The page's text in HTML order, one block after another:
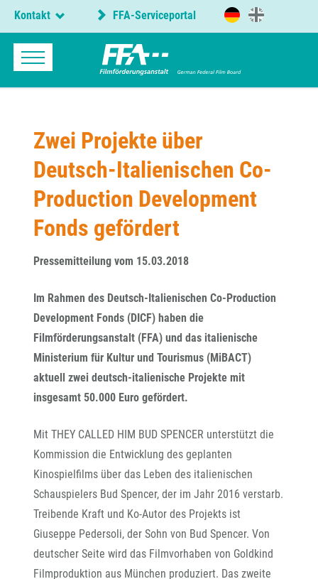
Kontakt FFA-Serviceportal
Zwei Projekte über
Deutsch-Italienischen Co-
Production Development
Fonds gefördert
Pressemitteilung vom 15.03.2018
Im Rahmen des Deutsch-Italienischen Co-Production
Development Fonds (DICF) haben die
Filmförderungsanstalt (FFA) und das italienische
Ministerium für Kultur und Tourismus (MiBACT)
aktuell zwei deutsch-italienische Projekte mit
insgesamt 50.000 Euro gefördert.
Mit THEY CALLED HIM BUD SPENCER unterstützt die
Kommission die Entwicklung des geplanten
Kinospielfilms über das Leben des italienischen
Schauspielers Bud Spencer, der im Jahr 2016 verstarb.
Treibende Kraft und Ko-Autor des Projekts ist
Giuseppe Pedersoli, der Sohn von Bud Spencer. Von
deutscher Seite wird das Filmvorhaben von Goldkind
Filmproduktion aus München produziert. Das zweite